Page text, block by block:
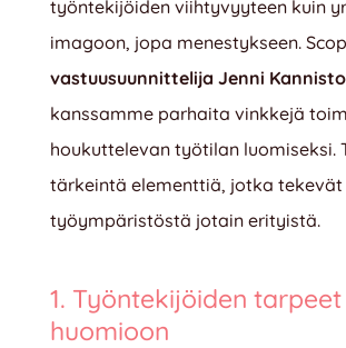
työntekijöiden viihtyvyyteen kuin
imagoon, jopa menestykseen.
vastuusuunnittelija Jenni Kannisto
kanssamme parhaita vinkkejä
houkuttelevan työtilan luomiseksi.
tärkeintä elementtiä, jotka tekevät
työympäristöstä jotain erityistä.
1. Työntekijöiden tarpeet
huomioon